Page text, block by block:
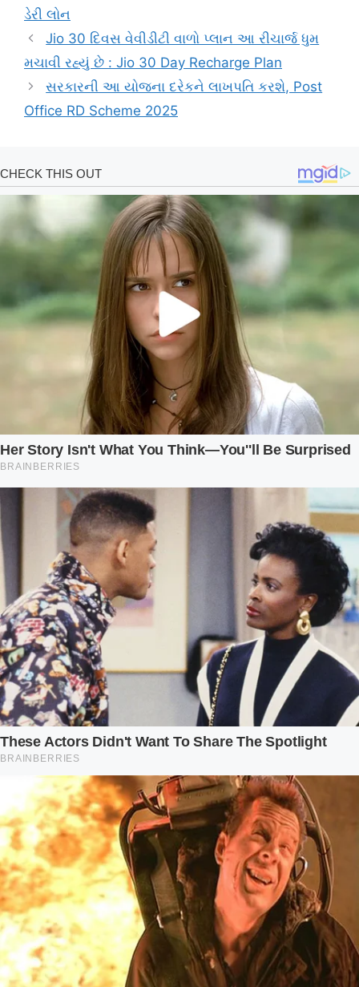
ડેરી લોન
Jio 30 દિવસ વેવીડીટી વાળો પ્લાન આ રીચાર્જ ધુમ
મચાવી રહ્યું છે : Jio 30 Day Recharge Plan
સરકારની આ યોજના દરેકને લાખપતિ કરશે, Post
Office RD Scheme 2025